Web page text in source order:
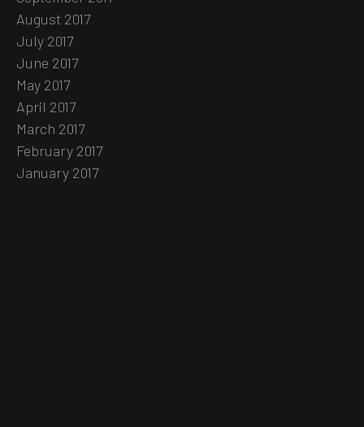
August 2017
July 2017
June 2017
May 2017
April 2017
March 2017
February 2017
January 2017